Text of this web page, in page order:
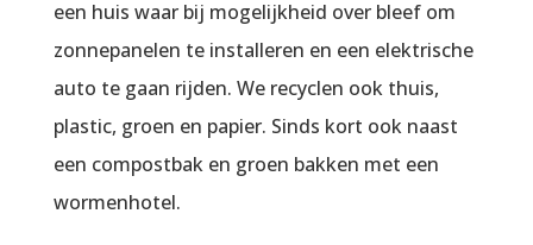
een huis waar bij mogelijkheid over bleef om
zonnepanelen te installeren en een elektrische
auto te gaan rijden. We recyclen ook thuis,
plastic, groen en papier. Sinds kort ook naast
een compostbak en groen bakken met een
wormenhotel.